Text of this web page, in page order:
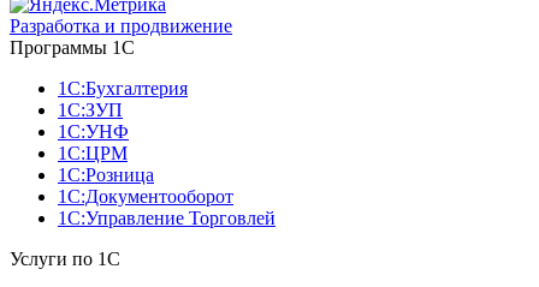
Разработка и продвижение
Программы 1С
1С:Бухгалтерия
1С:ЗУП
1С:УНФ
1С:ЦРМ
1С:Розница
1С:Документооборот
1С:Управление Торговлей
Услуги по 1С